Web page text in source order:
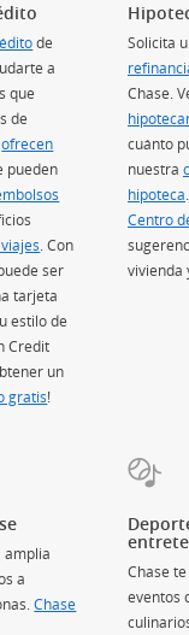
(Se abre en
de
a
que
de
ofrecen
abre en superposición)
pueden
en superposición)
(Se abre en
. Con
ser
tarjeta
estilo de
Credit
un
gratis(Se abre en
!
Solicita
Chase.
cuánto
nuestra
hipoteca
Centro
vivienda
amplia
a
Chase
Chase
eventos